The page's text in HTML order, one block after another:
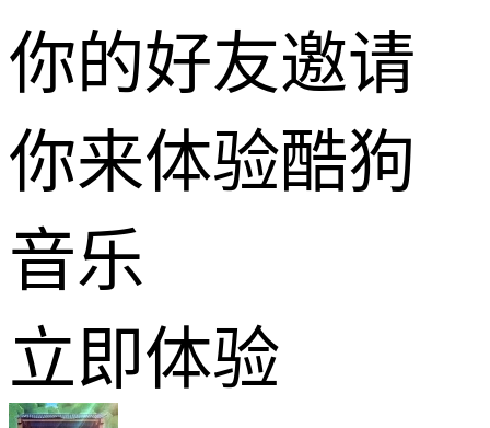
你的好友邀请
你来体验酷狗
音乐
立即体验